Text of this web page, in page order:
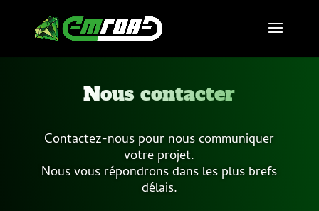
Nous contacter
Contactez-nous pour nous communiquer
votre projet.
Nous vous répondrons dans les plus brefs
délais.